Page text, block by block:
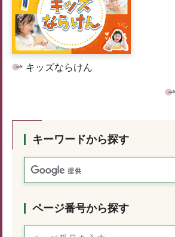
キッズならけん
キーワードから探す
ページ番号から探す